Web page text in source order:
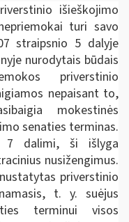
išieškojimo
turi savo
straipsnio 5 dalyje
nurodytais būdais
priverstinio
nepaisant to,
mokestinės
senaties terminas.
7 dalimi, ši išlyga
nusižengimus.
priverstinio
t. y. suėjus
terminui visos